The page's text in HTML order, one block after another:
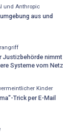
und Anthropic
aus und
Justizbehörde nimmt
Systeme vom Netz
Kinder
Trick per E-Mail